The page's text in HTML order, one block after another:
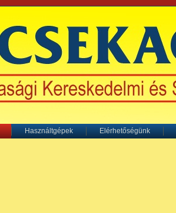
Használtgépek Elérhetőségünk